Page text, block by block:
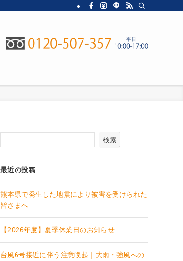
検索
最近の投稿
熊本県で発生した地震により被害を受けられた
皆さまへ
【2026年度】夏季休業日のお知らせ
台風6号接近に伴う注意喚起｜大雨・強風への